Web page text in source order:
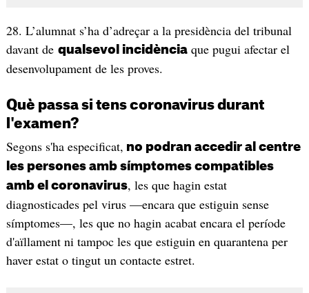
28. L’alumnat s’ha d’adreçar a la presidència del tribunal
davant de qualsevol incidènciaque pugui afectar el
desenvolupament de les proves.
Què passa si tens coronavirus durant
l'examen?
Segons s'ha especificat, no podran accedir al centre
les persones amb símptomes compatibles
amb el coronavirus, les que hagin estat
diagnosticades pel virus —encara que estiguin sense
símptomes—, les que no hagin acabat encara el període
d'aïllament ni tampoc les que estiguin en quarantena per
haver estat o tingut un contacte estret.